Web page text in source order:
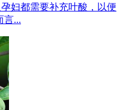
妇都需要补充叶酸，以便
言...